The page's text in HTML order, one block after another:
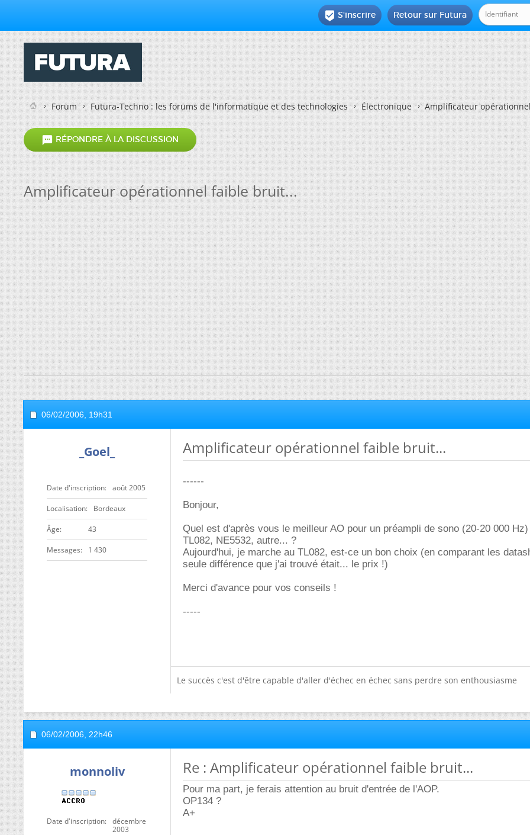
Retour sur Futura
 S'inscrire
Forum Futura-Techno : les forums de l'informatique et des technologies Électronique Amplificateur
 RÉPONDRE À LA DISCUSSION
Amplificateur opérationnel faible bruit...
06/02/2006, 19h31
_Goel_
Date d'inscription août 2005
Localisation Bordeaux
ge 43
Messages 1 430
Amplificateur opérationnel faible bruit...
------
Bonjour,
Quel est d'après vous le meilleur AO pour un préampli de sono (20-20 000
TL082, NE5532, autre... ?
Aujourd'hui, je marche au TL082, est-ce un bon choix (en comparant les
seule différence que j'ai trouvé était... le prix !)
Merci d'avance pour vos conseils !
-----
Le succès c'est d'être capable d'aller d'échec en échec sans perdre son enthousiasme
06/02/2006, 22h46
monnoliv
Date d'inscription
décembre
2003
Re : Amplificateur opérationnel faible bruit...
Pour ma part, je ferais attention au bruit d'entrée de l'AOP.
OP134 ?
A+